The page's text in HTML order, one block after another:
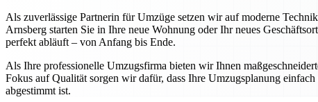
Als zuverlässige Partnerin für Umzüge setzen wir auf moderne
Arnsberg starten Sie in Ihre neue Wohnung oder Ihr neues
perfekt abläuft – von Anfang bis Ende.
Als Ihre professionelle Umzugsfirma bieten wir Ihnen
Fokus auf Qualität sorgen wir dafür, dass Ihre Umzugsplanung
abgestimmt ist.